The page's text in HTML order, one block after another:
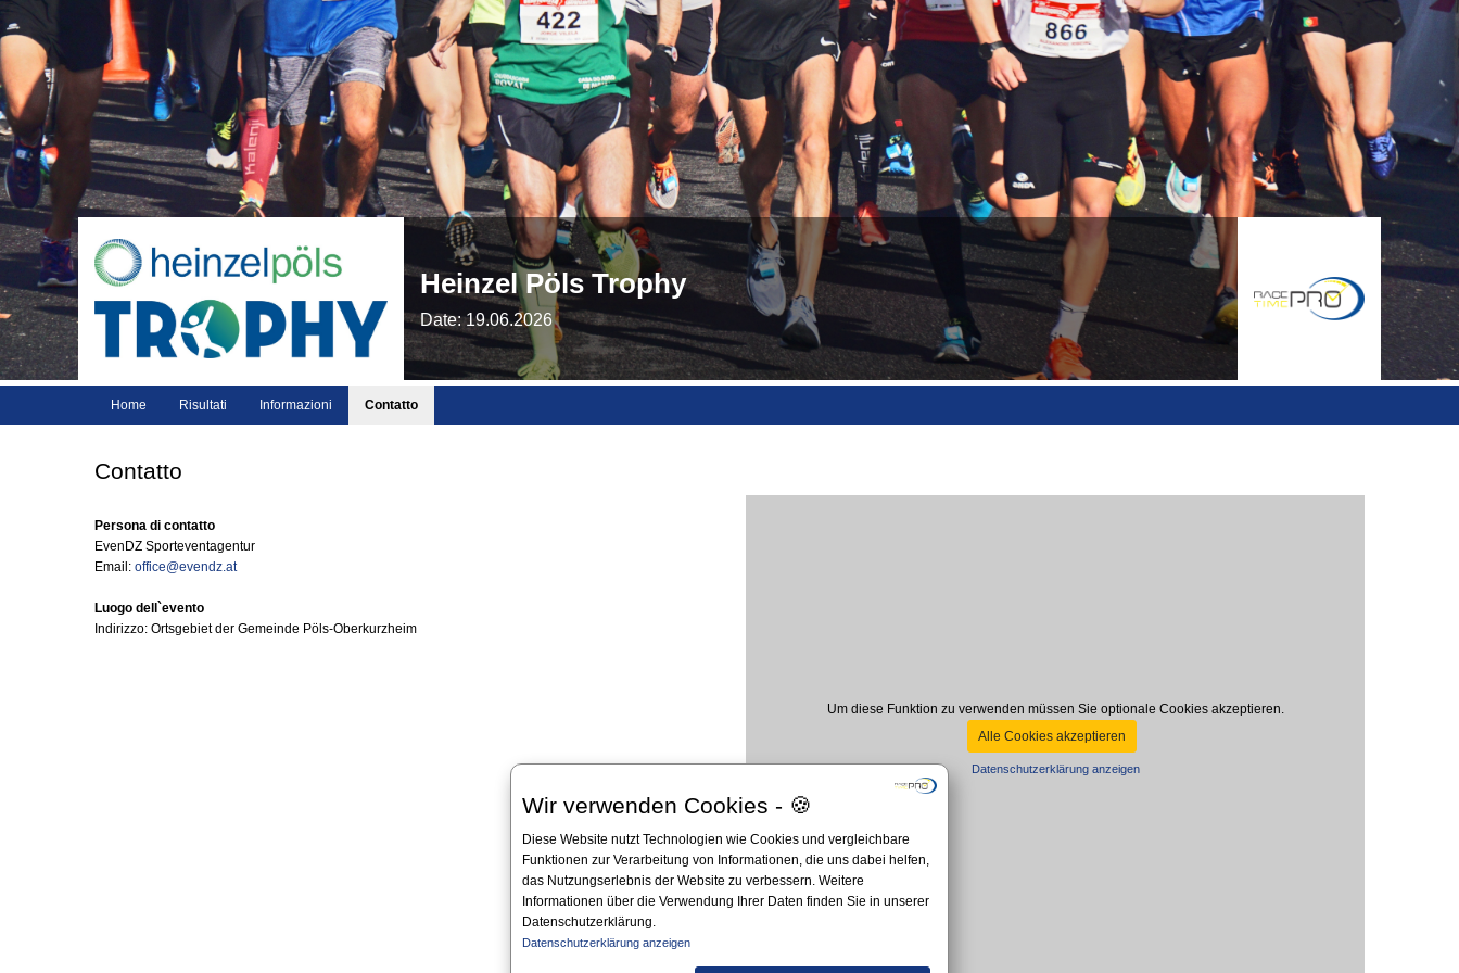
Wir verwenden Cookies - 🍪
Diese Website nutzt Technologien wie Cookies und vergleichbare
Funktionen zur Verarbeitung von Informationen, die uns dabei helfen,
das Nutzungserlebnis der Website zu verbessern. Weitere
Informationen über die Verwendung Ihrer Daten finden Sie in unserer
Datenschutzerklärung.
Datenschutzerklärung anzeigen
Heinzel Pöls Trophy
Date: 19.06.2026
Home Risultati Informazioni Contatto
Contatto
Persona di contatto
EvenDZ Sporteventagentur
Email: office@evendz.at
Luogo dell`evento
Indirizzo: Ortsgebiet der Gemeinde Pöls-Oberkurzheim
Um diese Funktion zu verwenden müssen Sie optionale Cookies akzeptieren.
Alle Cookies akzeptieren
Datenschutzerklärung anzeigen